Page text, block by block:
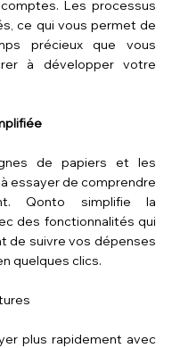
Les processus
ce qui vous permet de
précieux que vous
à développer votre
de papiers et les
essayer de comprendre
Qonto simplifie la
des fonctionnalités qui
de suivre vos dépenses
quelques clics.
plus rapidement avec